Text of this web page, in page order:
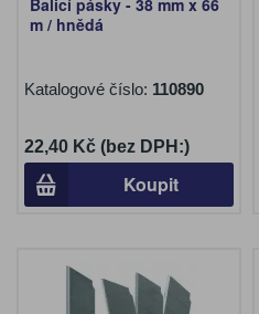
Balicí pásky - 38 mm x 66
m / hnědá
Katalogové číslo: 110890
22,40 Kč (bez DPH:)
Koupit